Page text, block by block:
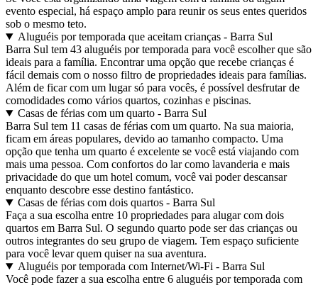
evento especial, há espaço amplo para reunir os seus entes queridos
sob o mesmo teto.
Aluguéis por temporada que aceitam crianças - Barra Sul
Barra Sul tem 43 aluguéis por temporada para você escolher que são
ideais para a família. Encontrar uma opção que recebe crianças é
fácil demais com o nosso filtro de propriedades ideais para famílias.
Além de ficar com um lugar só para vocês, é possível desfrutar de
comodidades como vários quartos, cozinhas e piscinas.
Casas de férias com um quarto - Barra Sul
Barra Sul tem 11 casas de férias com um quarto. Na sua maioria,
ficam em áreas populares, devido ao tamanho compacto. Uma
opção que tenha um quarto é excelente se você está viajando com
mais uma pessoa. Com confortos do lar como lavanderia e mais
privacidade do que um hotel comum, você vai poder descansar
enquanto descobre esse destino fantástico.
Casas de férias com dois quartos - Barra Sul
Faça a sua escolha entre 10 propriedades para alugar com dois
quartos em Barra Sul. O segundo quarto pode ser das crianças ou
outros integrantes do seu grupo de viagem. Tem espaço suficiente
para você levar quem quiser na sua aventura.
Aluguéis por temporada com Internet/Wi-Fi - Barra Sul
Você pode fazer a sua escolha entre 6 aluguéis por temporada com